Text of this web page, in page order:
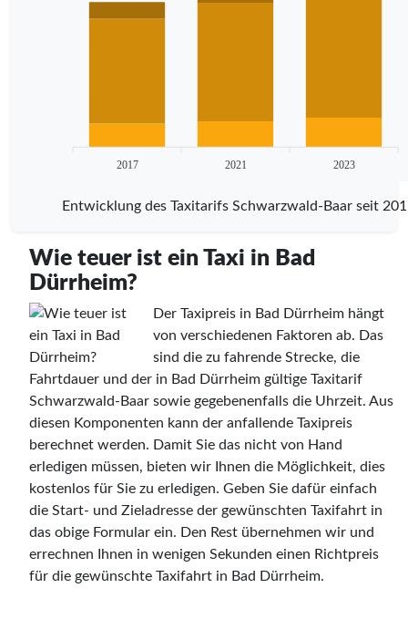
2017 2021 2023
Entwicklung des Taxitarifs Schwarzwald-Baar seit
Wie teuer ist ein Taxi in Bad
Dürrheim?
Der Taxipreis in Bad Dürrheim hängt
von verschiedenen Faktoren ab. Das
sind die zu fahrende Strecke, die
Fahrtdauer und der in Bad Dürrheim gültige Taxitarif
Schwarzwald-Baar sowie gegebenenfalls die Uhrzeit. Aus
diesen Komponenten kann der anfallende Taxipreis
berechnet werden. Damit Sie das nicht von Hand
erledigen müssen, bieten wir Ihnen die Möglichkeit, dies
kostenlos für Sie zu erledigen. Geben Sie dafür einfach
die Start- und Zieladresse der gewünschten Taxifahrt in
das obige Formular ein. Den Rest übernehmen wir und
errechnen Ihnen in wenigen Sekunden einen Richtpreis
für die gewünschte Taxifahrt in Bad Dürrheim.